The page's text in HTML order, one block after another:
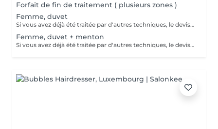
Forfait de fin de traitement ( plusieurs zones )
Femme, duvet
Si vous avez déjà été traitée par d'autres techniques, le devis devra être adapté à votre situation. (75 par quart d'heure)
Femme, duvet + menton
Si vous avez déjà été traitée par d'autres techniques, le devis devra être adapté à votre situation. (75 par quart d'heure)